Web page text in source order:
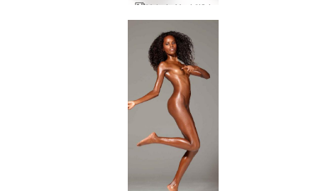
Valerie Yoni žiūri